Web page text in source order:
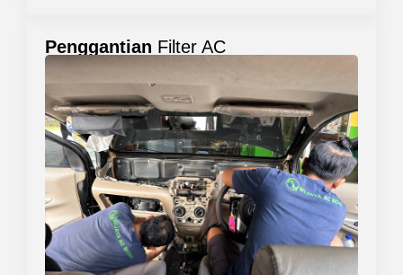
Penggantian Filter AC